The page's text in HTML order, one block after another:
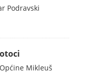
Podravski
Mikleuš